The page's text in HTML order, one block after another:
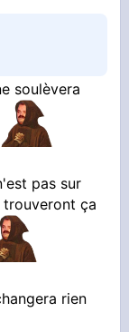
soulèvera
pas sur
ça
rien